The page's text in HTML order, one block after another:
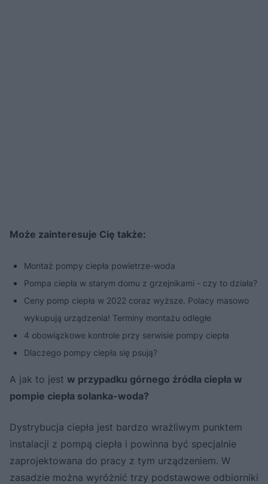
Może zainteresuje Cię także:
Montaż pompy ciepła powietrze-woda
Pompa ciepła w starym domu z grzejnikami - czy to działa?
Ceny pomp ciepła w 2022 coraz wyższe. Polacy masowo
wykupują urządzenia! Terminy montażu odległe
4 obowiązkowe kontrole przy serwisie pompy ciepła
Dlaczego pompy ciepła się psują?
A jak to jest w przypadku górnego źródła ciepła w
pompie ciepła solanka-woda?
Dystrybucja ciepła jest bardzo wrażliwym punktem
instalacji z pompą ciepła i powinna być specjalnie
zaprojektowana do pracy z tym urządzeniem. W
zasadzie można wyróżnić trzy podstawowe odbiorniki